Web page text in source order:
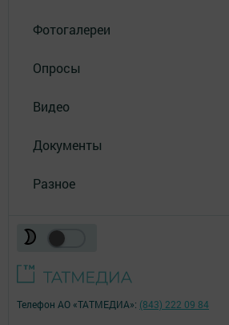
Фотогалереи
Опросы
Видео
Документы
Разное
Телефон АО «ТАТМЕДИА»: (843) 222 09 84